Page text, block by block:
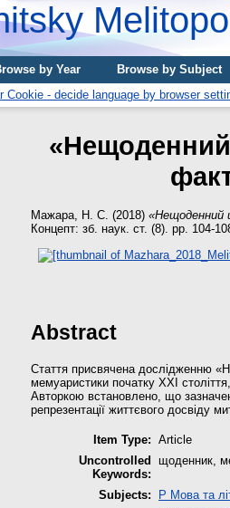
by Year Browse by Subject
Мажара, Н. С. (2018) «Нещоденний
Концепт: зб. наук. ст. (8). pp. 104-
Abstract
Стаття присвячена дослідженню
мемуаристики початку ХХІ
Авторкою встановлено, що
репрезентації життєвого досвіду
Item Type: Article
Uncontrolled
Keywords:
щоденник,
Subjects: P Мова та